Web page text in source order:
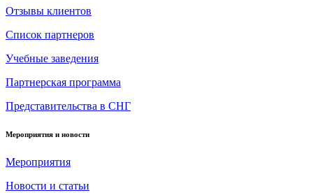
Отзывы клиентов
Список партнеров
Учебные заведения
Партнерская программа
Представительства в СНГ
Мероприятия и новости
Мероприятия
Новости и статьи